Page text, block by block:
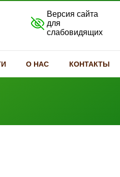
Версия сайта
для
слабовидящих
О НАС КОНТАКТЫ